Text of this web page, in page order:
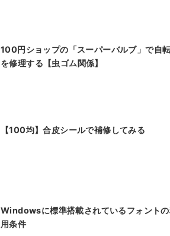
100円ショップの「スーパーバルブ」で自
を修理する【虫ゴム関係】
【100均】合皮シールで補修してみる
Windowsに標準搭載されているフォント
用条件